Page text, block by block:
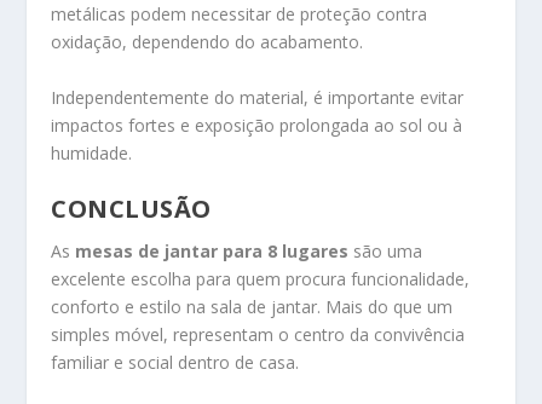
metálicas podem necessitar de proteção contra
oxidação, dependendo do acabamento.
Independentemente do material, é importante evitar
impactos fortes e exposição prolongada ao sol ou à
humidade.
CONCLUSÃO
As mesas de jantar para 8 lugares são uma
excelente escolha para quem procura funcionalidade,
conforto e estilo na sala de jantar. Mais do que um
simples móvel, representam o centro da convivência
familiar e social dentro de casa.